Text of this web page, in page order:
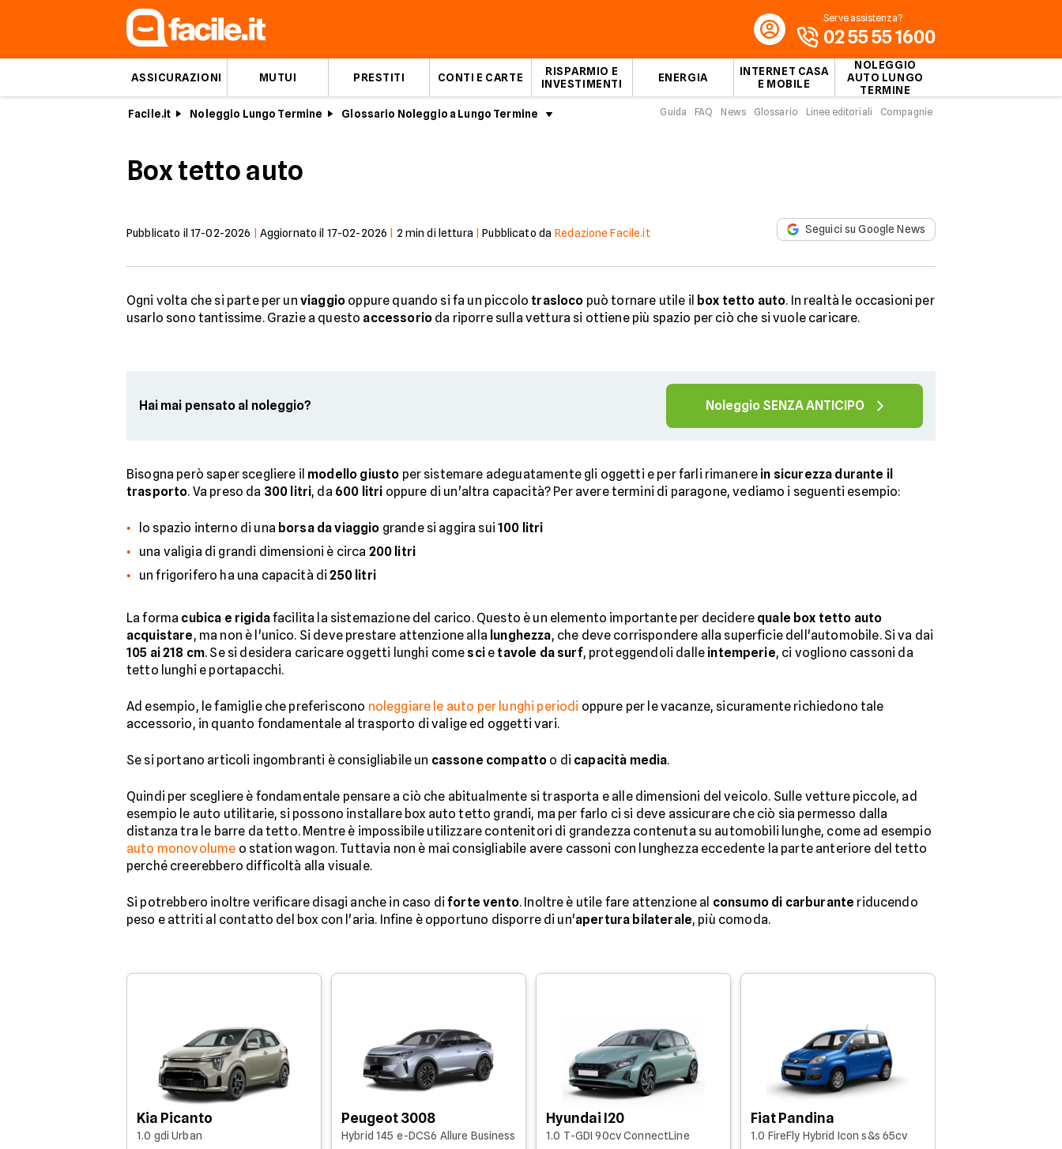
ASSICURAZIONI MUTUI PRESTITI CONTI E CARTE
RISPARMIO E
INVESTIMENTI
ENERGIA
INTERNET CASA
E MOBILE
NOLEGGIO
AUTO LUNGO
TERMINE
Serve assistenza?
02 55 55 1600
Facile.it Noleggio Lungo Termine Glossario Noleggio a Lungo Termine Guida FAQ News Glossario Linee editoriali Compagnie
Box tetto auto
Pubblicato il 17-02-2026 Aggiornato il 17-02-2026 2 min di lettura |Pubblicato da Redazione Facile.it Seguici su Google News
Ogni volta che si parte per un viaggio oppure quando si fa un piccolo trasloco può tornare utile il box tetto auto. In realtà le occasioni per
usarlo sono tantissime. Grazie a questo accessorio da riporre sulla vettura si ottiene più spazio per ciò che si vuole caricare.
Hai mai pensato al noleggio? Noleggio SENZA ANTICIPO
Bisogna però saper scegliere il modello giusto per sistemare adeguatamente gli oggetti e per farli rimanere in sicurezza durante il
trasporto. Va preso da 300 litri, da 600 litri oppure di un'altra capacità? Per avere termini di paragone, vediamo i seguenti esempio:
lo spazio interno di una borsa da viaggio grande si aggira sui100 litri
una valigia di grandi dimensioni è circa 200 litri
un frigorifero ha una capacità di250 litri
La forma cubica e rigidafacilita la sistemazione del carico. Questo è un elemento importante per decidere quale box tetto auto
acquistare, ma non è l'unico. Si deve prestare attenzione alla lunghezza, che deve corrispondere alla superficie dell'automobile. Si va dai
105 ai 218 cm. Se si desidera caricare oggetti lunghi come scie tavole da surf, proteggendoli dalle intemperie, ci vogliono cassoni da
tetto lunghi e portapacchi.
Ad esempio, le famiglie che preferiscono noleggiare le auto per lunghi periodi oppure per le vacanze, sicuramente richiedono tale
accessorio, in quanto fondamentale al trasporto di valige ed oggetti vari.
Se si portano articoli ingombranti è consigliabile un cassone compatto o di capacità media.
Quindi per scegliere è fondamentale pensare a ciò che abitualmente si trasporta e alle dimensioni del veicolo. Sulle vetture piccole, ad
esempio le auto utilitarie, si possono installare box auto tetto grandi, ma per farlo ci si deve assicurare che ciò sia permesso dalla
distanza tra le barre da tetto. Mentre è impossibile utilizzare contenitori di grandezza contenuta su automobili lunghe, come ad esempio
auto monovolume o station wagon. Tuttavia non è mai consigliabile avere cassoni con lunghezza eccedente la parte anteriore del tetto
perché creerebbero difficoltà alla visuale.
Si potrebbero inoltre verificare disagi anche in caso diforte vento. Inoltre è utile fare attenzione al consumo di carburante riducendo
peso e attriti al contatto del box con l'aria. Infine è opportuno disporre di un'apertura bilaterale, più comoda.
Kia Picanto
1.0 gdi Urban
Peugeot 3008
Hybrid 145 e-DCS6 Allure Business
Hyundai I20
1.0 T-GDI 90cv ConnectLine
Fiat Pandina
1.0 FireFly Hybrid Icon s&s 65cv